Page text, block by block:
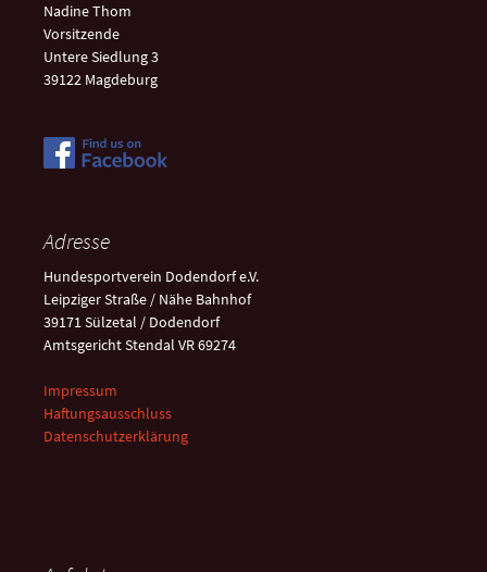
Nadine Thom
Vorsitzende
Untere Siedlung 3
39122 Magdeburg
Adresse
Hundesportverein Dodendorf e.V.
Leipziger Straße / Nähe Bahnhof
39171 Sülzetal / Dodendorf
Amtsgericht Stendal VR 69274
Impressum
Haftungsausschluss
Datenschutzerklärung